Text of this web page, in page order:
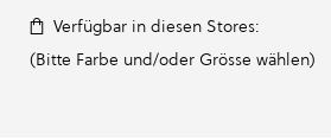
Verfügbar in diesen Stores:
(Bitte Farbe und/oder Grösse wählen)